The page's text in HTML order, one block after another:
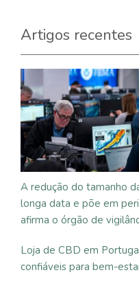
Artigos recentes
A redução do tamanho
longa data e põe em
afirma o órgão de
Loja de CBD em
confiáveis para bem-